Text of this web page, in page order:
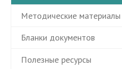
Методические материалы
Бланки документов
Полезные ресурсы